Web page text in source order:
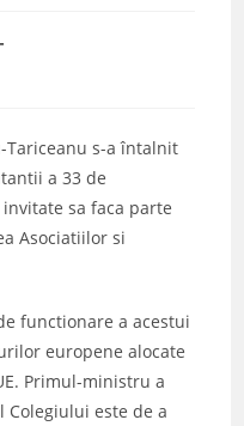
Tariceanu s-a întalnit
a 33 de
sa faca parte
Asociatiilor si
functionare a acestui
europene alocate
Primul-ministru a
este de a